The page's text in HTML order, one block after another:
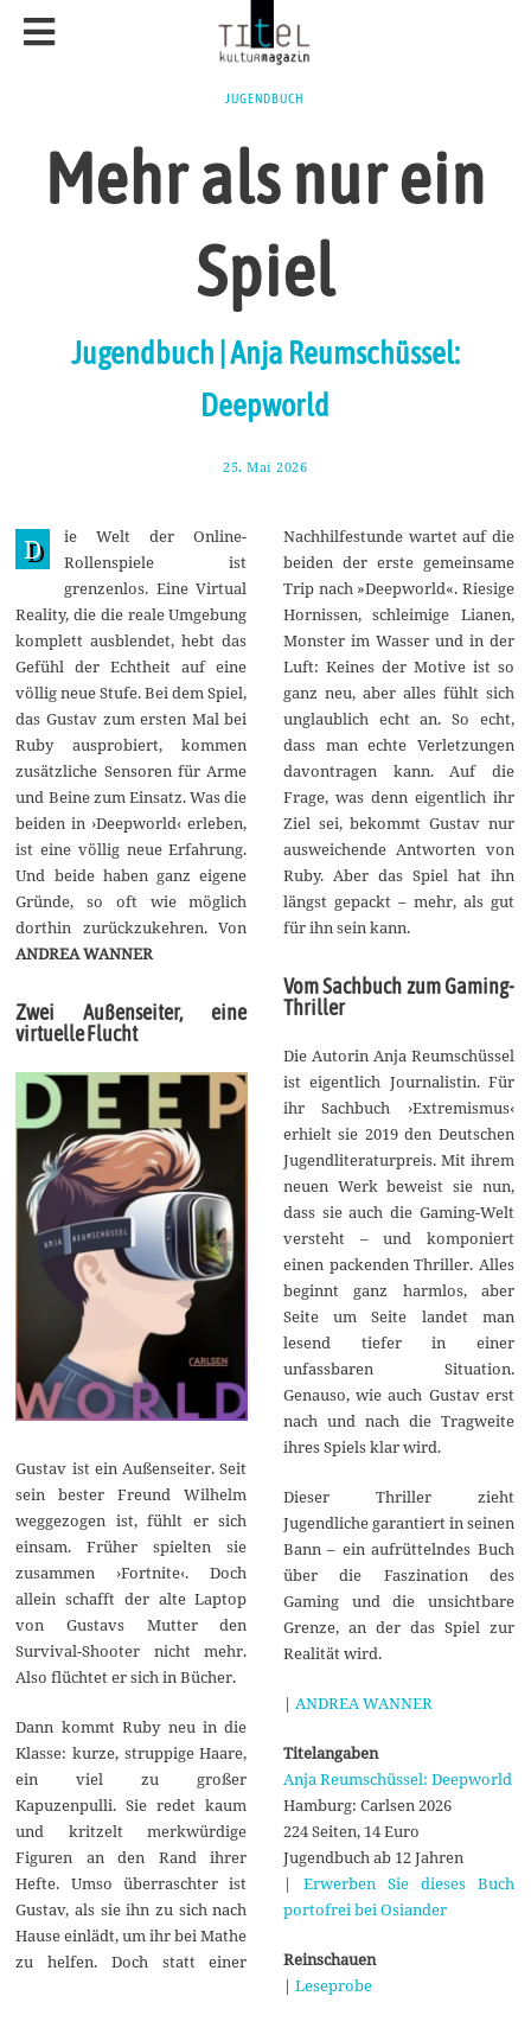
JUGENDBUCH
Mehr als nur ein
Spiel
Jugendbuch | Anja Reumschüssel:
Deepworld
25. Mai 2026
n
i
2
0
2
6
D
ie Welt der Online-
Rollenspiele ist
grenzenlos. Eine Virtual
Reality, die die reale Umgebung
komplett ausblendet, hebt das
Gefühl der Echtheit auf eine
völlig neue Stufe. Bei dem Spiel,
das Gustav zum ersten Mal bei
Ruby ausprobiert, kommen
zusätzliche Sensoren für Arme
und Beine zum Einsatz. Was die
beiden in ›Deepworld‹ erleben,
ist eine völlig neue Erfahrung.
Und beide haben ganz eigene
Gründe, so oft wie möglich
dorthin zurückzukehren. Von
ANDREA WANNER
Zwei Außenseiter, eine
virtuelle Flucht
Gustav ist ein Außenseiter. Seit
sein bester Freund Wilhelm
weggezogen ist, fühlt er sich
einsam. Früher spielten sie
zusammen ›Fortnite‹. Doch
allein schafft der alte Laptop
von Gustavs Mutter den
Survival-Shooter nicht mehr.
Also flüchtet er sich in Bücher.
Dann kommt Ruby neu in die
Klasse: kurze, struppige Haare,
ein viel zu großer
Kapuzenpulli. Sie redet kaum
und kritzelt merkwürdige
Figuren an den Rand ihrer
Hefte. Umso überraschter ist
Gustav, als sie ihn zu sich nach
Hause einlädt, um ihr bei Mathe
zu helfen. Doch statt einer
Nachhilfestunde wartet auf die
beiden der erste gemeinsame
Trip nach »Deepworld«. Riesige
Hornissen, schleimige Lianen,
Monster im Wasser und in der
Luft: Keines der Motive ist so
ganz neu, aber alles fühlt sich
unglaublich echt an. So echt,
dass man echte Verletzungen
davontragen kann. Auf die
Frage, was denn eigentlich ihr
Ziel sei, bekommt Gustav nur
ausweichende Antworten von
Ruby. Aber das Spiel hat ihn
längst gepackt – mehr, als gut
für ihn sein kann.
Vom Sachbuch zum Gaming-
Thriller
Die Autorin Anja Reumschüssel
ist eigentlich Journalistin. Für
ihr Sachbuch ›Extremismus‹
erhielt sie 2019 den Deutschen
Jugendliteraturpreis. Mit ihrem
neuen Werk beweist sie nun,
dass sie auch die Gaming-Welt
versteht – und komponiert
einen packenden Thriller. Alles
beginnt ganz harmlos, aber
Seite um Seite landet man
lesend tiefer in einer
unfassbaren Situation.
Genauso, wie auch Gustav erst
nach und nach die Tragweite
ihres Spiels klar wird.
Dieser Thriller zieht
Jugendliche garantiert in seinen
Bann – ein aufrüttelndes Buch
über die Faszination des
Gaming und die unsichtbare
Grenze, an der das Spiel zur
Realität wird.
| ANDREA WANNER
Titelangaben
Anja Reumschüssel: Deepworld
Hamburg: Carlsen 2026
224 Seiten, 14 Euro
Jugendbuch ab 12 Jahren
| Erwerben Sie dieses Buch
portofrei bei Osiander
Reinschauen
| Leseprobe